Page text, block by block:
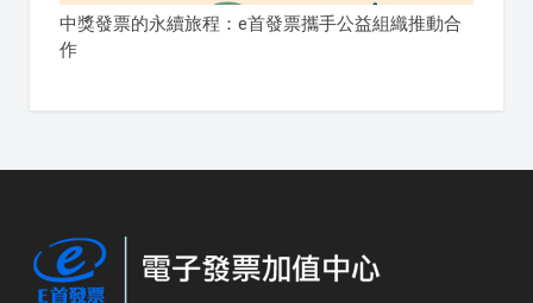
中獎發票的永續旅程：e首發票攜手公益組織推動合
作